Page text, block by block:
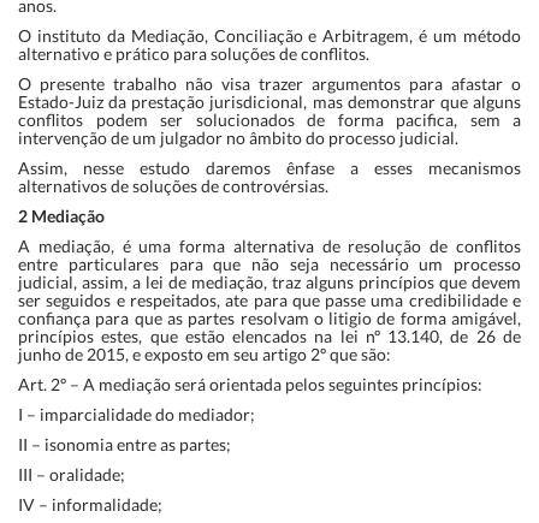
anos.
O instituto da Mediação, Conciliação e Arbitragem, é um método
alternativo e prático para soluções de conflitos.
O presente trabalho não visa trazer argumentos para afastar o
Estado-Juiz da prestação jurisdicional, mas demonstrar que alguns
conflitos podem ser solucionados de forma pacifica, sem a
intervenção de um julgador no âmbito do processo judicial.
Assim, nesse estudo daremos ênfase a esses mecanismos
alternativos de soluções de controvérsias.
2 Mediação
A mediação, é uma forma alternativa de resolução de conflitos
entre particulares para que não seja necessário um processo
judicial, assim, a lei de mediação, traz alguns princípios que devem
ser seguidos e respeitados, ate para que passe uma credibilidade e
confiança para que as partes resolvam o litigio de forma amigável,
princípios estes, que estão elencados na lei nº 13.140, de 26 de
junho de 2015, e exposto em seu artigo 2º que são:
Art. 2º – A mediação será orientada pelos seguintes princípios:
I – imparcialidade do mediador;
II – isonomia entre as partes;
III – oralidade;
IV – informalidade;